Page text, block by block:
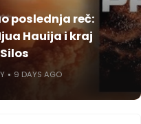
poslednja reč:
Hauija i kraj
9 DAYS AGO